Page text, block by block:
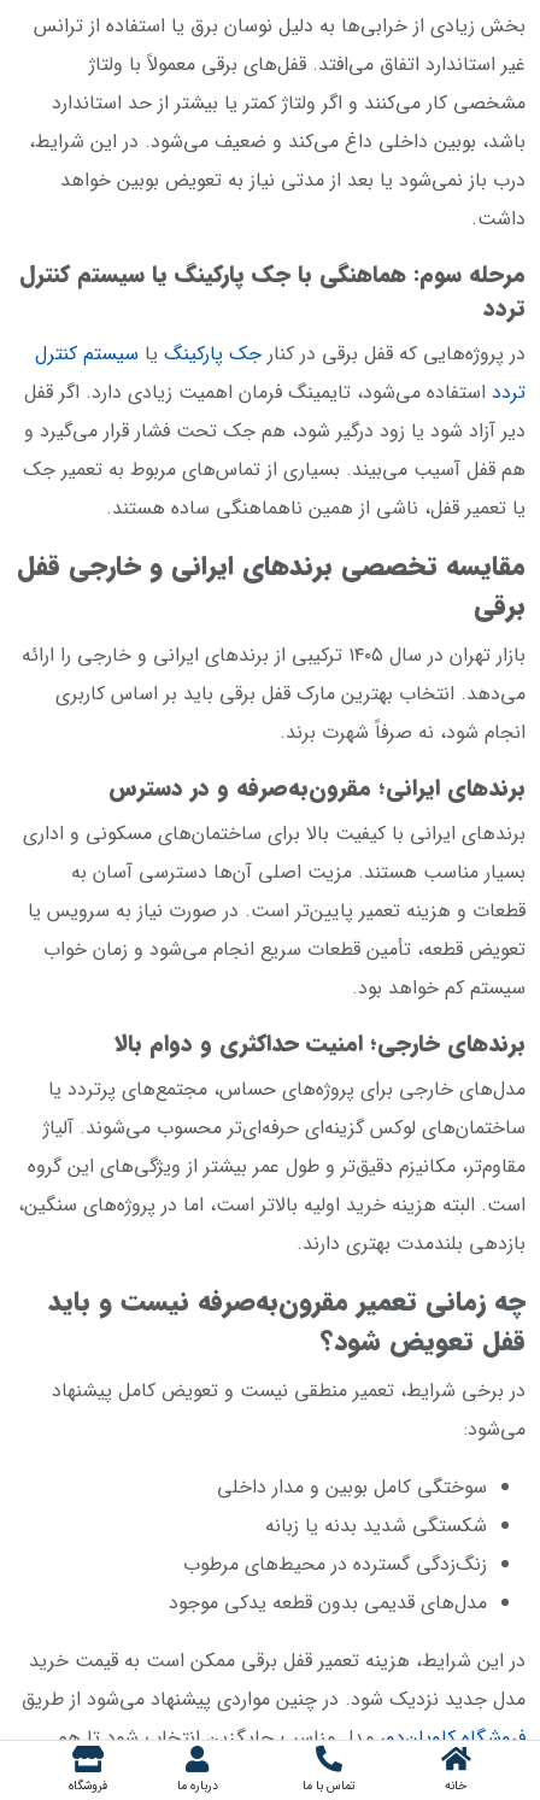
بخش زیادی از خرابی‌ها به دلیل نوسان برق یا استفاده از ترانس
غیر استاندارد اتفاق می‌افتد. قفل‌های برقی معمولاً با ولتاژ
مشخصی کار می‌کنند و اگر ولتاژ کمتر یا بیشتر از حد استاندارد
باشد، بوبین داخلی داغ می‌کند و ضعیف می‌شود. در این شرایط،
درب باز نمی‌شود یا بعد از مدتی نیاز به تعویض بوبین خواهد
داشت.
مرحله سوم: هماهنگی با جک پارکینگ یا سیستم کنترل
تردد
در پروژه‌هایی که قفل برقی در کنار جک پارکینگ یا سیستم کنترل
تردد استفاده می‌شود، تایمینگ فرمان اهمیت زیادی دارد. اگر قفل
دیر آزاد شود یا زود درگیر شود، هم جک تحت فشار قرار می‌گیرد و
هم قفل آسیب می‌بیند. بسیاری از تماس‌های مربوط به تعمیر جک
یا تعمیر قفل، ناشی از همین ناهماهنگی ساده هستند.
مقایسه تخصصی برندهای ایرانی و خارجی قفل
برقی
بازار تهران در سال ۱۴۰۵ ترکیبی از برندهای ایرانی و خارجی را ارائه
می‌دهد. انتخاب بهترین مارک قفل برقی باید بر اساس کاربری
انجام شود، نه صرفاً شهرت برند.
برندهای ایرانی؛ مقرون‌به‌صرفه و در دسترس
برندهای ایرانی با کیفیت بالا برای ساختمان‌های مسکونی و اداری
بسیار مناسب هستند. مزیت اصلی آن‌ها دسترسی آسان به
قطعات و هزینه تعمیر پایین‌تر است. در صورت نیاز به سرویس یا
تعویض قطعه، تأمین قطعات سریع انجام می‌شود و زمان خواب
سیستم کم خواهد بود.
برندهای خارجی؛ امنیت حداکثری و دوام بالا
مدل‌های خارجی برای پروژه‌های حساس، مجتمع‌های پرتردد یا
ساختمان‌های لوکس گزینه‌ای حرفه‌ای‌تر محسوب می‌شوند. آلیاژ
مقاوم‌تر، مکانیزم دقیق‌تر و طول عمر بیشتر از ویژگی‌های این گروه
است. البته هزینه خرید اولیه بالاتر است، اما در پروژه‌های سنگین،
بازدهی بلندمدت بهتری دارند.
چه زمانی تعمیر مقرون‌به‌صرفه نیست و باید
قفل تعویض شود؟
در برخی شرایط، تعمیر منطقی نیست و تعویض کامل پیشنهاد
می‌شود:
سوختگی کامل بوبین و مدار داخلی
شکستگی شدید بدنه یا زبانه
زنگ‌زدگی گسترده در محیط‌های مرطوب
مدل‌های قدیمی بدون قطعه یدکی موجود
در این شرایط، هزینه تعمیر قفل برقی ممکن است به قیمت خرید
مدل جدید نزدیک شود. در چنین مواردی پیشنهاد می‌شود از طریق
فروشگاه کاویان‌دورمدل مناسب جایگزین انتخاب شود تا هم
امنیت بالاتر رود و هم هزینه‌های آینده کاهش یابد.
خانه تماس با ما درباره ما فروشگاه